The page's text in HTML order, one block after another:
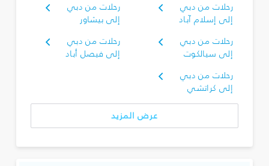
رحلات من دبي
إلى إسلام آباد
رحلات من دبي
إلى بيشاور
رحلات من دبي
إلى سيالكوت
رحلات من دبي
إلى فيصل أباد
رحلات من دبي
إلى كراتشي
عرض المزيد